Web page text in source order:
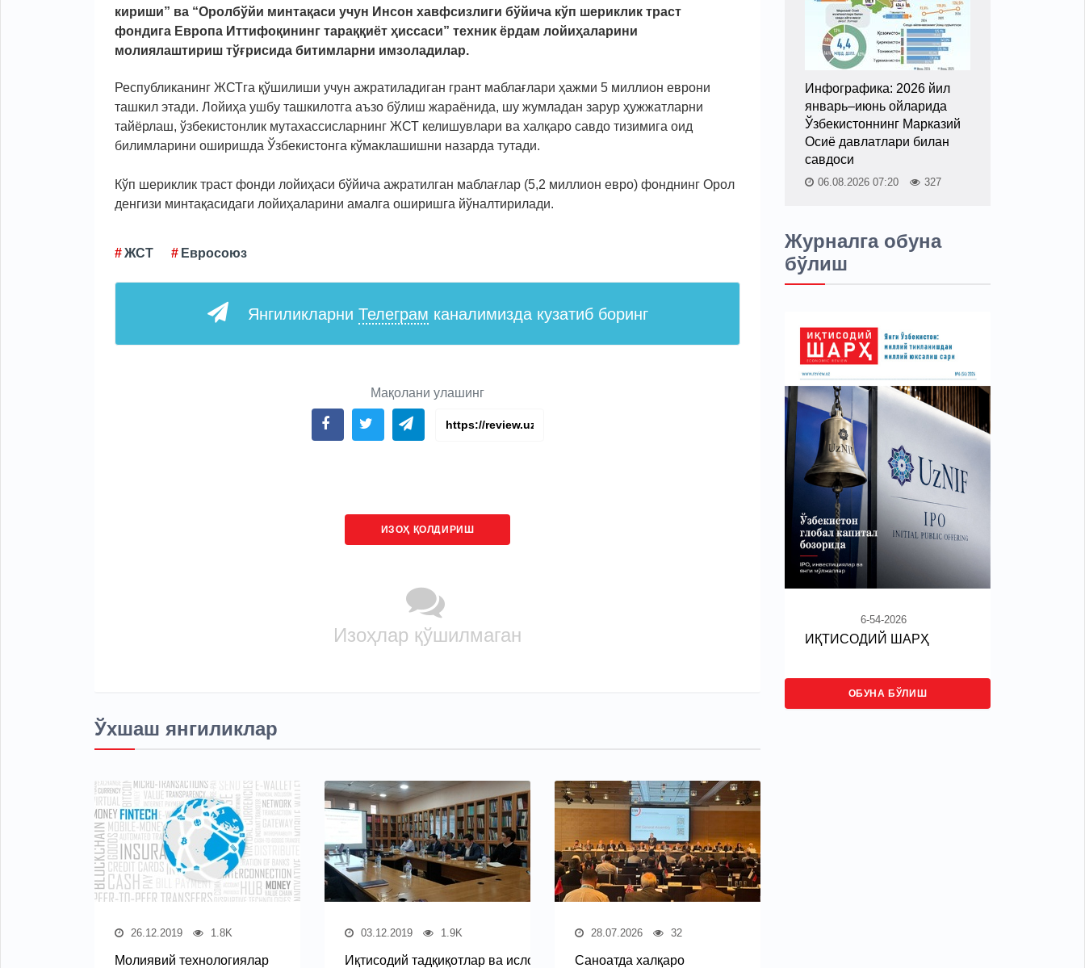
кириши” ва “Оролбўйи минтақаси учун Инсон хавфсизлиги бўйича кўп шериклик траст
фондига Европа Иттифоқининг тараққиёт ҳиссаси” техник ёрдам лойиҳаларини
молиялаштириш тўғрисида битимларни имзоладилар.
Республиканинг ЖСТга қўшилиши учун ажратиладиган грант маблағлари ҳажми 5 миллион еврони
ташкил этади. Лойиҳа ушбу ташкилотга аъзо бўлиш жараёнида, шу жумладан зарур ҳужжатларни
тайёрлаш, ўзбекистонлик мутахассисларнинг ЖСТ келишувлари ва халқаро савдо тизимига оид
билимларини оширишда Ўзбекистонга кўмаклашишни назарда тутади.
Кўп шериклик траст фонди лойиҳаси бўйича ажратилган маблағлар (5,2 миллион евро) фонднинг Орол
денгизи минтақасидаги лойиҳаларини амалга оширишга йўналтирилади.
ЖСТ Евросоюз
Янгиликларни Телеграм каналимизда кузатиб боринг
Мақолани улашинг
ИЗОҲ ҚОЛДИРИШ
Изоҳлар қўшилмаган
Ўхшаш янгиликлар
26.12.2019 1.8K
Молиявий технологиялар
03.12.2019 1.9K
Иқтисодий тадқиқотлар ва ислоҳотлар маркази
28.07.2026 32
Саноатда халқаро
Инфографика: 2026 йил
январь–июнь ойларида
Ўзбекистоннинг Марказий
Осиё давлатлари билан
савдоси
06.08.2026 07:20 327
Журналга обуна
бўлиш
6-54-2026
ИҚТИСОДИЙ ШАРҲ
ОБУНА БЎЛИШ